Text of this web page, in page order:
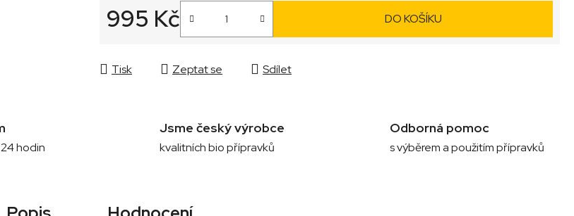
995 Kč DO KOŠÍKU
Tisk Zeptat se Sdílet
hodin
Jsme český výrobce
kvalitních bio přípravků
Odborná pomoc
s výběrem a použitím přípravků